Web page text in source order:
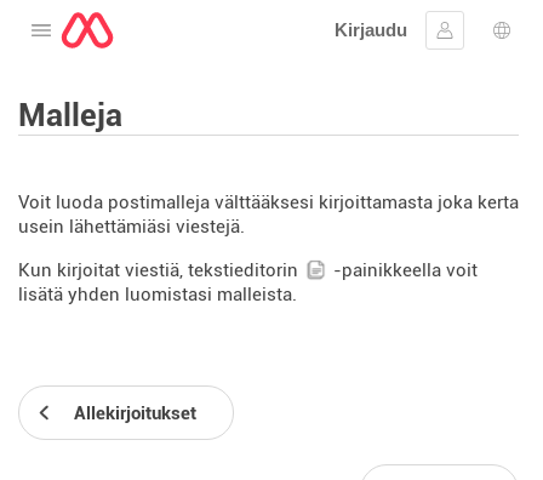
Avaa valikko
Kirjaudu
Kirjaudu
Malleja
Voit luoda postimalleja välttääksesi kirjoittamasta joka kerta
usein lähettämiäsi viestejä.
Kun kirjoitat viestiä, tekstieditorin
-painikkeella voit
lisätä yhden luomistasi malleista.
Allekirjoitukset